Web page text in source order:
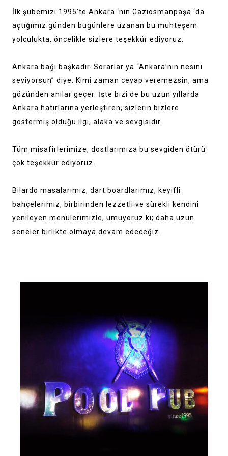
İlk şubemizi 1995’te Ankara ‘nın Gaziosmanpaşa ‘da
açtığımız günden bugünlere uzanan bu muhteşem
yolculukta, öncelikle sizlere teşekkür ediyoruz.
Ankara bağı başkadır. Sorarlar ya “Ankara’nın nesini
seviyorsun” diye. Kimi zaman cevap veremezsin, ama
gözünden anılar geçer. İşte bizi de bu uzun yıllarda
Ankara hatırlarına yerleştiren, sizlerin bizlere
göstermiş olduğu ilgi, alaka ve sevgisidir.
Tüm misafirlerimize, dostlarımıza bu sevgiden ötürü
çok teşekkür ediyoruz.
Bilardo masalarımız, dart boardlarımız, keyifli
bahçelerimiz, birbirinden lezzetli ve sürekli kendini
yenileyen menülerimizle, umuyoruz ki; daha uzun
seneler birlikte olmaya devam edeceğiz.